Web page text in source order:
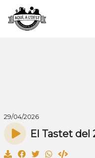
29/04/2026
El Tastet del